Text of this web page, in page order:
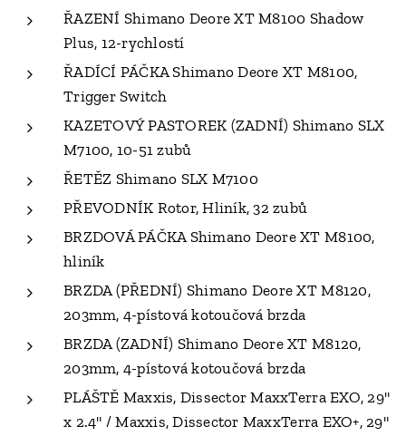
ŘAZENÍ Shimano Deore XT M8100 Shadow
Plus, 12-rychlostí
ŘADÍCÍ PÁČKA Shimano Deore XT M8100,
Trigger Switch
KAZETOVÝ PASTOREK (ZADNÍ) Shimano SLX
M7100, 10-51 zubů
ŘETĚZ Shimano SLX M7100
PŘEVODNÍK Rotor, Hliník, 32 zubů
BRZDOVÁ PÁČKA Shimano Deore XT M8100,
hliník
BRZDA (PŘEDNÍ) Shimano Deore XT M8120,
203mm, 4-pístová kotoučová brzda
BRZDA (ZADNÍ) Shimano Deore XT M8120,
203mm, 4-pístová kotoučová brzda
PLÁŠTĚ Maxxis, Dissector MaxxTerra EXO, 29"
x 2.4" / Maxxis, Dissector MaxxTerra EXO+, 29"